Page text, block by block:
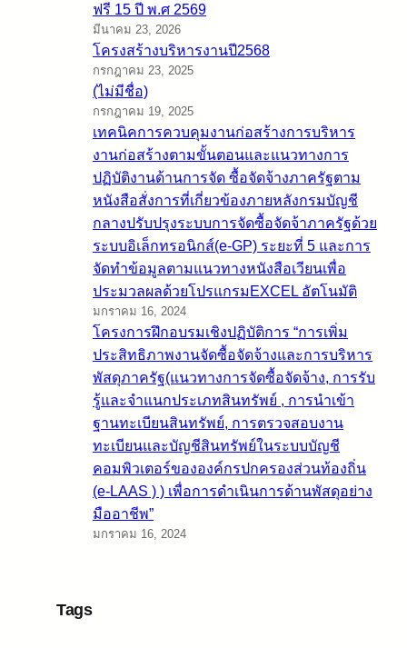
ฟรี 15 ปี พ.ศ 2569
มีนาคม 23, 2026
โครงสร้างบริหารงานปี2568
กรกฎาคม 23, 2025
(ไม่มีชื่อ)
กรกฎาคม 19, 2025
เทคนิคการควบคุมงานก่อสร้างการบริหาร
งานก่อสร้างตามขั้นตอนและแนวทางการ
ปฏิบัติงานด้านการจัด ซื้อจัดจ้างภาครัฐตาม
หนังสือสั่งการที่เกี่ยวข้องภายหลังกรมบัญชี
กลางปรับปรุงระบบการจัดซื้อจัดจ้าภาครัฐด้วย
ระบบอิเล็กทรอนิกส์(e-GP) ระยะที่ 5 และการ
จัดทำข้อมูลตามแนวทางหนังสือเวียนเพื่อ
ประมวลผลด้วยโปรแกรมEXCEL อัตโนมัติ
มกราคม 16, 2024
โครงการฝึกอบรมเชิงปฏิบัติการ “การเพิ่ม
ประสิทธิภาพงานจัดซื้อจัดจ้างและการบริหาร
พัสดุภาครัฐ(แนวทางการจัดซื้อจัดจ้าง, การรับ
รู้และจำแนกประเภทสินทรัพย์ , การนำเข้า
ฐานทะเบียนสินทรัพย์, การตรวจสอบงาน
ทะเบียนและบัญชีสินทรัพย์ในระบบบัญชี
คอมพิวเตอร์ขององค์กรปกครองส่วนท้องถิ่น
(e-LAAS ) ) เพื่อการดำเนินการด้านพัสดุอย่าง
มืออาชีพ”
มกราคม 16, 2024
Tags